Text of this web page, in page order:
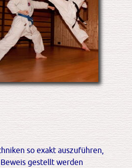
so exakt auszuführen,
gestellt werden